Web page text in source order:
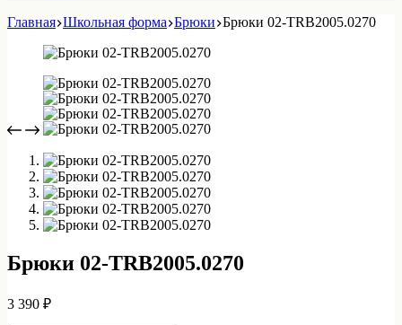
Главная Школьная форма Брюки Брюки 02-TRB2005.0270
Брюки 02-TRB2005.0270
3 390 ₽